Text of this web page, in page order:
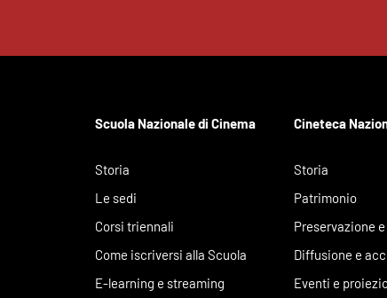
Scuola Nazionale di Cinema
Storia
Le sedi
Corsi triennali
Come iscriversi alla Scuola
E-learning e streaming
Cineteca
Storia
Patrimonio
Preservazione
Diffusione e
Eventi e